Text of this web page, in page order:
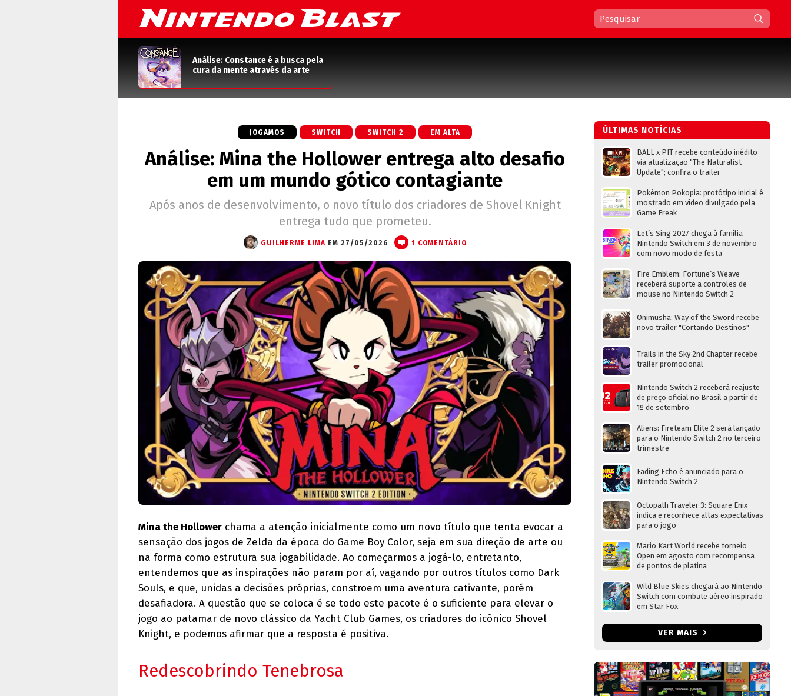
Análise: Constance é a busca pela
cura da mente através da arte
JOGAMOS SWITCH SWITCH 2 EM ALTA
Análise: Mina the Hollower entrega alto desafio
em um mundo gótico contagiante
Após anos de desenvolvimento, o novo título dos criadores de Shovel Knight
entrega tudo que prometeu.
GUILHERME LIMA EM 27/05/2026 1 COMENTÁRIO
Mina the Hollower chama a atenção inicialmente como um novo título que tenta evocar a
sensação dos jogos de Zelda da época do Game Boy Color, seja em sua direção de arte ou
na forma como estrutura sua jogabilidade. Ao começarmos a jogá-lo, entretanto,
entendemos que as inspirações não param por aí, vagando por outros títulos como Dark
Souls, e que, unidas a decisões próprias, constroem uma aventura cativante, porém
desafiadora. A questão que se coloca é se todo este pacote é o suficiente para elevar o
jogo ao patamar de novo clássico da Yacht Club Games, os criadores do icônico Shovel
Knight, e podemos afirmar que a resposta é positiva.
Redescobrindo Tenebrosa
ÚLTIMAS NOTÍCIAS
BALL x PIT recebe conteúdo inédito
via atualização "The Naturalist
Update"; confira o trailer
Pokémon Pokopia: protótipo inicial é
mostrado em vídeo divulgado pela
Game Freak
Let’s Sing 2027 chega à família
Nintendo Switch em 3 de novembro
com novo modo de festa
Fire Emblem: Fortune’s Weave
receberá suporte a controles de
mouse no Nintendo Switch 2
Onimusha: Way of the Sword recebe
novo trailer "Cortando Destinos"
Trails in the Sky 2nd Chapter recebe
trailer promocional
Nintendo Switch 2 receberá reajuste
de preço oficial no Brasil a partir de
1º de setembro
Aliens: Fireteam Elite 2 será lançado
para o Nintendo Switch 2 no terceiro
trimestre
Fading Echo é anunciado para o
Nintendo Switch 2
Octopath Traveler 3: Square Enix
indica e reconhece altas expectativas
para o jogo
Mario Kart World recebe torneio
Open em agosto com recompensa
de pontos de platina
Wild Blue Skies chegará ao Nintendo
Switch com combate aéreo inspirado
em Star Fox
VER MAIS